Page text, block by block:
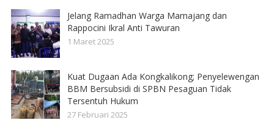
Jelang Ramadhan Warga Mamajang dan
Rappocini Ikral Anti Tawuran
1 Maret 2025
Kuat Dugaan Ada Kongkalikong; Penyelewengan
BBM Bersubsidi di SPBN Pesaguan Tidak
Tersentuh Hukum
27 Februari 2025